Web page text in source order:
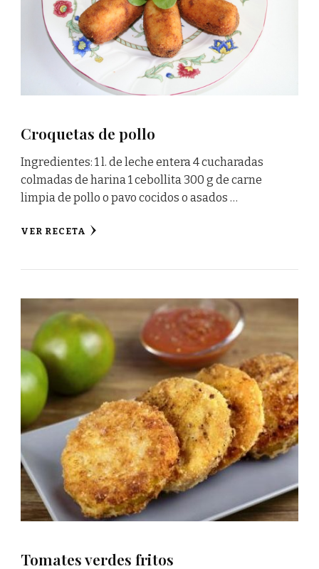
Croquetas de pollo
Ingredientes: 1 l. de leche entera 4 cucharadas
colmadas de harina 1 cebollita 300 g de carne
limpia de pollo o pavo cocidos o asados …
VER RECETA
Tomates verdes fritos